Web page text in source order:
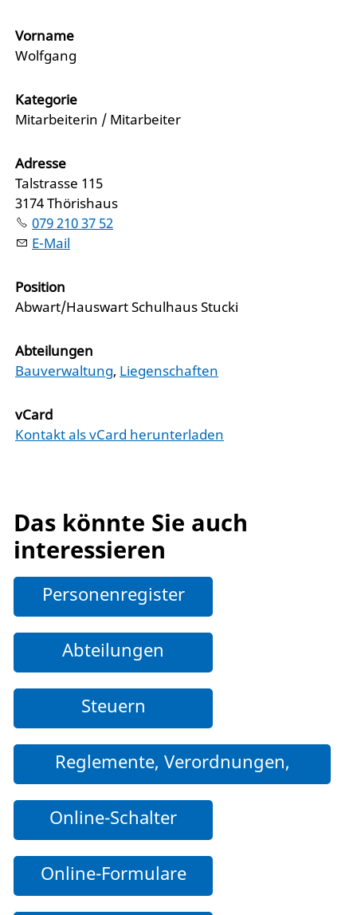
Vorname
Wolfgang
Kategorie
Mitarbeiterin / Mitarbeiter
Adresse
Talstrasse 115
3174 Thörishaus
079 210 37 52
E-Mail
Position
Abwart/Hauswart Schulhaus Stucki
Abteilungen
Bauverwaltung, Liegenschaften
vCard
Kontakt als vCard herunterladen
Das könnte Sie auch
interessieren
Personenregister
Abteilungen
Steuern
Reglemente, Verordnungen,
Online-Schalter
Online-Formulare